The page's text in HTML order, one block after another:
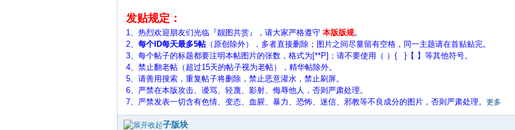
发贴规定：
1、热烈欢迎朋友们光临『靓图共赏』，请大家严格遵守 本版版规。
2、 每个ID每天最多5帖（原创除外），多者直接删除；图片之间尽量留有空格，同一主题请在首贴贴完。
3、每个帖子的标题都要注明本帖图片的张数，格式为[**P]；请不要使用（ ）{ }【 】等其他符号。
4、禁止翻老帖（超过15天的帖子视为老帖），精华帖除外。
5、 请善用搜索，重复帖子将删除，禁止恶意灌水，禁止刷屏。
6、严禁在本版攻击、谩骂、轻蔑、影射、侮辱他人，否则严肃处理。
7、严禁发表一切含有色情、变态、血腥、暴力、恐怖、迷信、邪教等不良成分的图片，否则严肃处理。 更多
子版块